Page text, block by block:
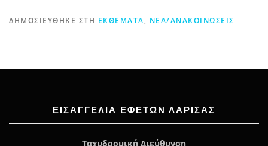
ΔΗΜΟΣΙΕΎΘΗΚΕ ΣΤΗ ΕΚΘΈΜΑΤΑ, ΝΈΑ/ΑΝΑΚΟΙΝΏΣΕΙΣ
ΕΙΣΑΓΓΕΛΊΑ ΕΦΕΤΏΝ ΛΆΡΙΣΑΣ
Ταχυδρομική Διεύθυνση